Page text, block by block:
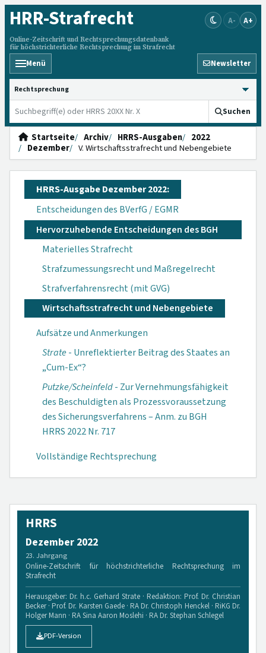
HRR-Strafrecht
Online-Zeitschrift und Rechtsprechungsdatenbank
für höchstrichterliche Rechtsprechung im Strafrecht
A- A+
Menü Newsletter
HRRS durchsuchen
Suchen
Startseite Archiv HRRS-Ausgaben
2022
Dezember
V. Wirtschaftsstrafrecht und Nebengebiete
HRRS-Ausgabe Dezember 2022:
Entscheidungen des BVerfG / EGMR
Hervorzuhebende Entscheidungen des BGH
Materielles Strafrecht
Strafzumessungsrecht und Maßregelrecht
Strafverfahrensrecht (mit GVG)
Wirtschaftsstrafrecht und Nebengebiete
Aufsätze und Anmerkungen
Strate- Unreflektierter Beitrag des Staates an
„Cum-Ex“?
Putzke/Scheinfeld- Zur Vernehmungsfähigkeit
des Beschuldigten als Prozessvoraussetzung
des Sicherungsverfahrens – Anm. zu BGH
HRRS 2022 Nr. 717
Vollständige Rechtsprechung
HRRS
Dezember 2022
23. Jahrgang
Online-Zeitschrift für höchstrichterliche Rechtsprechung im
Strafrecht
Herausgeber: Dr. h.c. Gerhard Strate · Redaktion: Prof. Dr. Christian
Becker · Prof. Dr. Karsten Gaede · RA Dr. Christoph Henckel · RiKG Dr.
Holger Mann · RA Sina Aaron Moslehi · RA Dr. Stephan Schlegel
PDF-Version